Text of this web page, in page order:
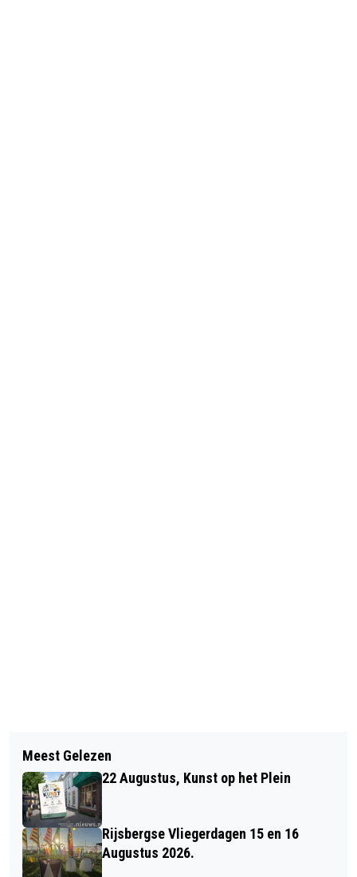
MOTORBIKEDAY BIJ CAFÉ DIE TWEE
(VIDEO)
SCOOTERRIJDER GEWOND NA
AANRIJDING OP DE VAN GORKUMWEG
Meest Gelezen
22 Augustus, Kunst op het Plein
Rijsbergse Vliegerdagen 15 en 16
Augustus 2026.